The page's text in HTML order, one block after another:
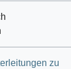
zu